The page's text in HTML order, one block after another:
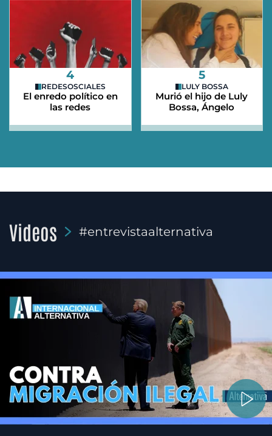
4
REDESOSCIALES
El enredo político en
las redes
5
LULY BOSSA
Murió el hijo de Luly
Bossa, Ángelo
Videos #entrevistaalternativa